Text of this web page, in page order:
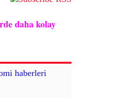
haberleri
daha kolay